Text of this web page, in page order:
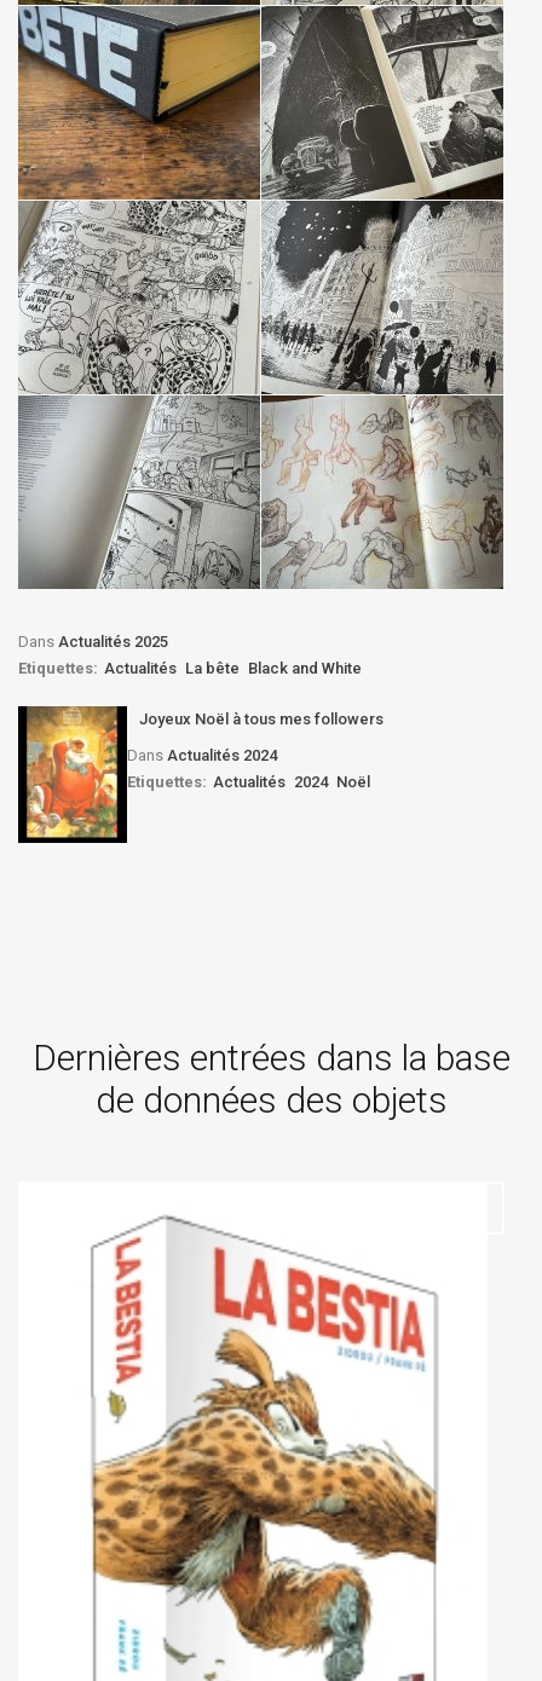
Dans Actualités 2025
Etiquettes: Actualités La bête Black and White
Joyeux Noël à tous mes followers
Dans Actualités 2024
Etiquettes: Actualités 2024 Noël
Dernières entrées dans la base
de données des objets